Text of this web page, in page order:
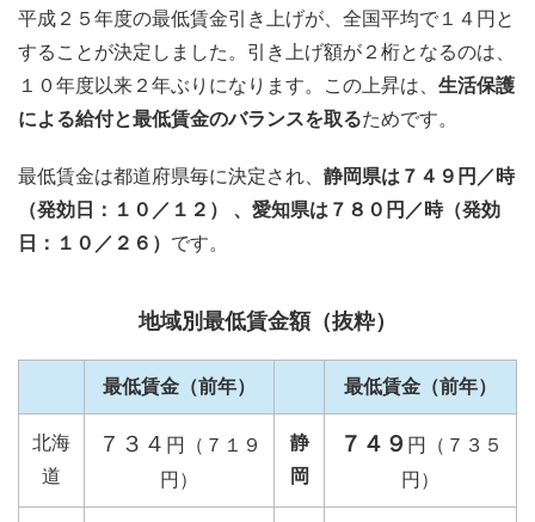
平成２５年度の最低賃金引き上げが、全国平均で１４円と
することが決定しました。引き上げ額が２桁となるのは、
１０年度以来２年ぶりになります。この上昇は、 生活保護
による給付と最低賃金のバランスを取るためです。
最低賃金は都道府県毎に決定され、 静岡県は７４９円／時
（発効日：１０／１２） 、愛知県は７８０円／時（発効
日：１０／２６） です。
地域別最低賃金額（抜粋）
最低賃金（前年） 最低賃金（前年）
北海
道
７３４ 円（７１９
円）
静
岡
７４９ 円（７３５
円）